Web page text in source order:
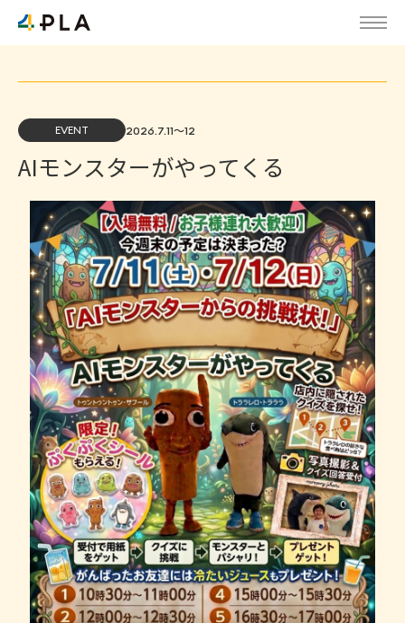
EVENT 2026.7.11～12
AIモンスターがやってくる